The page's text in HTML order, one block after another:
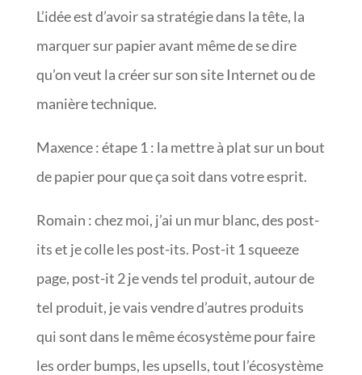
L’idée est d’avoir sa stratégie dans la tête, la
marquer sur papier avant même de se dire
qu’on veut la créer sur son site Internet ou de
manière technique.
Maxence : étape 1 : la mettre à plat sur un bout
de papier pour que ça soit dans votre esprit.
Romain : chez moi, j’ai un mur blanc, des post-
its et je colle les post-its. Post-it 1 squeeze
page, post-it 2 je vends tel produit, autour de
tel produit, je vais vendre d’autres produits
qui sont dans le même écosystème pour faire
les order bumps, les upsells, tout l’écosystème